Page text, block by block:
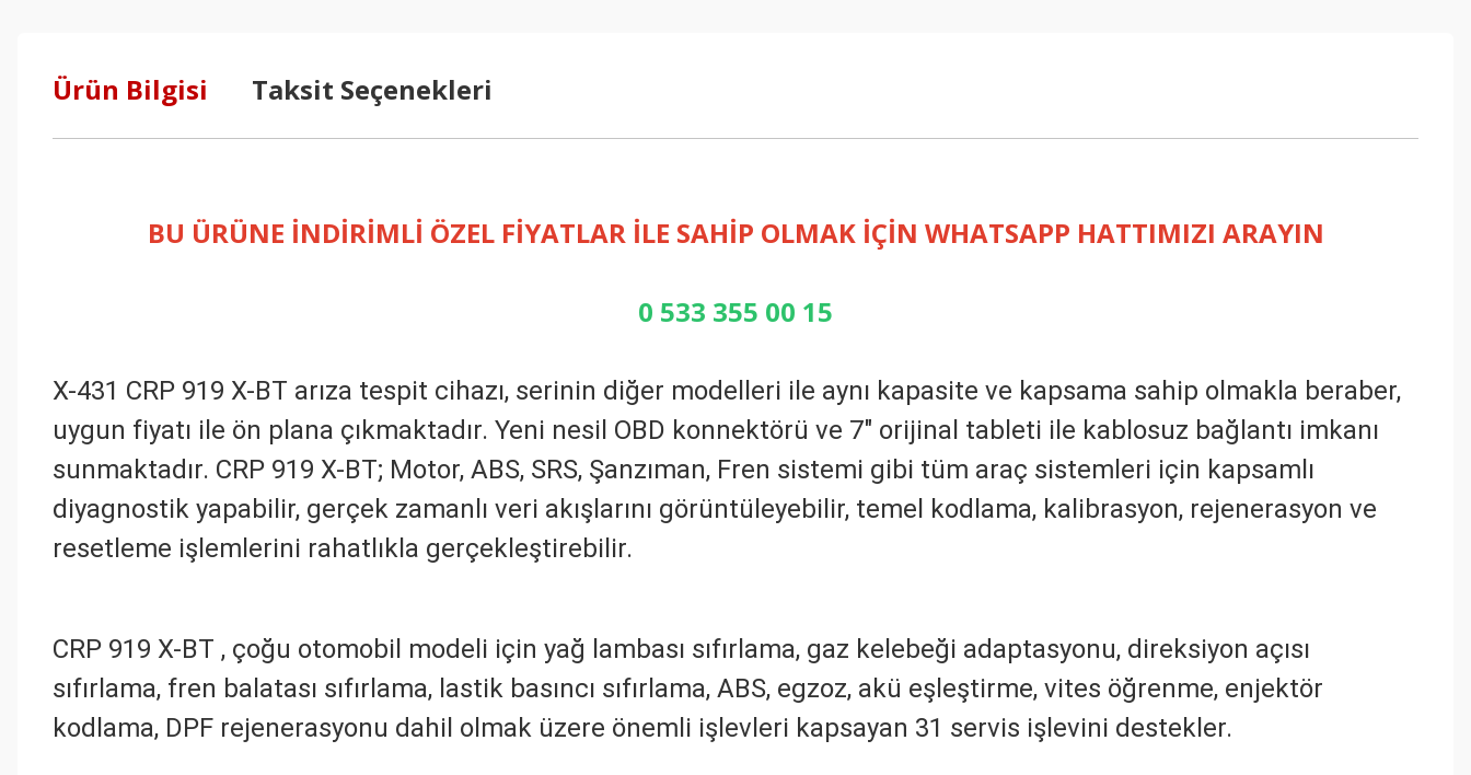
Ürün Bilgisi Taksit Seçenekleri
BU ÜRÜNE İNDİRİMLİ ÖZEL FİYATLAR İLE SAHİP OLMAK İÇİN WHATSAPP HATTIMIZI ARAYIN
0 533 355 00 15
X-431 CRP 919 X-BT arıza tespit cihazı, serinin diğer modelleri ile aynı kapasite ve kapsama sahip olmakla beraber,
uygun fiyatı ile ön plana çıkmaktadır. Yeni nesil OBD konnektörü ve 7″ orijinal tableti ile kablosuz bağlantı imkanı
sunmaktadır. CRP 919 X-BT; Motor, ABS, SRS, Şanzıman, Fren sistemi gibi tüm araç sistemleri için kapsamlı
diyagnostik yapabilir, gerçek zamanlı veri akışlarını görüntüleyebilir, temel kodlama, kalibrasyon, rejenerasyon ve
resetleme işlemlerini rahatlıkla gerçekleştirebilir.
CRP 919 X-BT , çoğu otomobil modeli için yağ lambası sıfırlama, gaz kelebeği adaptasyonu, direksiyon açısı
sıfırlama, fren balatası sıfırlama, lastik basıncı sıfırlama, ABS, egzoz, akü eşleştirme, vites öğrenme, enjektör
kodlama, DPF rejenerasyonu dahil olmak üzere önemli işlevleri kapsayan 31 servis işlevini destekler.